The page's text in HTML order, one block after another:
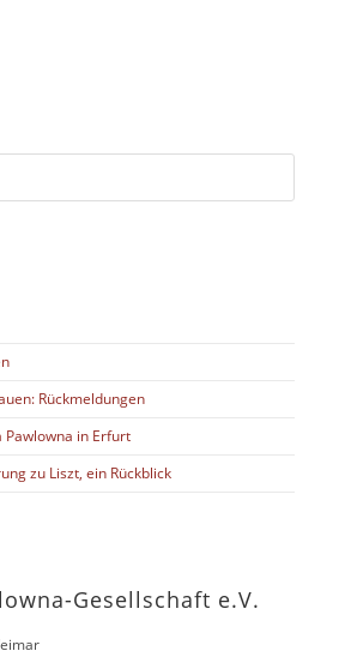
Rückmeldungen
in Erfurt
zu Liszt, ein Rückblick
Gesellschaft e.V.